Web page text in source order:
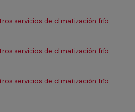
servicios de climatización frío
servicios de climatización frío
servicios de climatización frío